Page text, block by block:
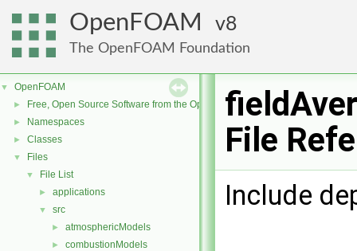
OpenFOAM 8
The OpenFOAM Foundation
▼ OpenFOAM
► Free, Open Source Software from the OpenFOAM Foundation
► Namespaces
► Classes
▼ Files
▼ File List
► applications
▼ src
► atmosphericModels
► combustionModels
File
Include